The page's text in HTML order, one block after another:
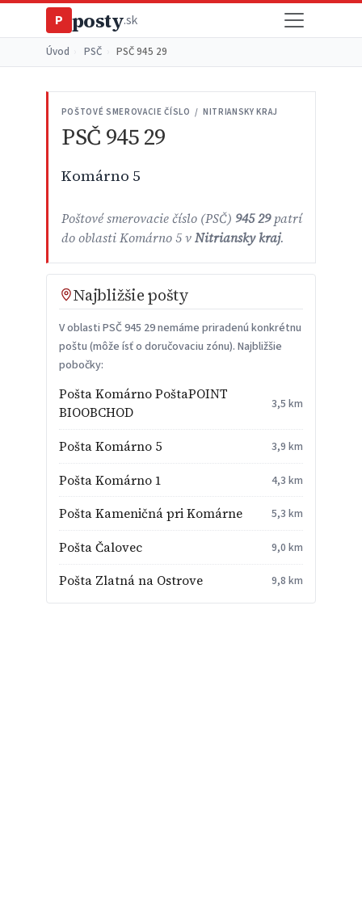
P posty.sk
Úvod PSČ PSČ 945 29
POŠTOVÉ SMEROVACIE ČÍSLO / NITRIANSKY KRAJ
PSČ 945 29
Komárno 5
Poštové smerovacie číslo (PSČ) 945 29patrí
do oblasti Komárno 5 vNitriansky kraj.
Najbližšie pošty
V oblasti PSČ 945 29 nemáme priradenú konkrétnu
poštu (môže ísť o doručovaciu zónu). Najbližšie
pobočky:
Pošta Komárno PoštaPOINT
BIOOBCHOD
3,5 km
Pošta Komárno 5 3,9 km
Pošta Komárno 1 4,3 km
Pošta Kameničná pri Komárne 5,3 km
Pošta Čalovec 9,0 km
Pošta Zlatná na Ostrove 9,8 km